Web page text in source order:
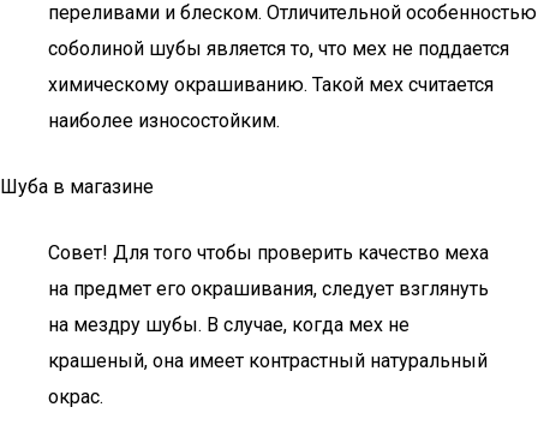
переливами и блеском. Отличительной особенностью
соболиной шубы является то, что мех не поддается
химическому окрашиванию. Такой мех считается
наиболее износостойким.
Шуба в магазине
Совет! Для того чтобы проверить качество меха
на предмет его окрашивания, следует взглянуть
на мездру шубы. В случае, когда мех не
крашеный, она имеет контрастный натуральный
окрас.